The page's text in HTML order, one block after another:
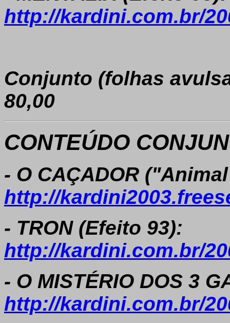
http://kardini.com.br/
Conjunto (folhas
80,00
CONTEÚDO
- O CAÇADOR
http://
- TRON (Efeito 93):
http://kardini.com.br/
- O MISTÉRIO DOS 3
http://kardini.com.br/